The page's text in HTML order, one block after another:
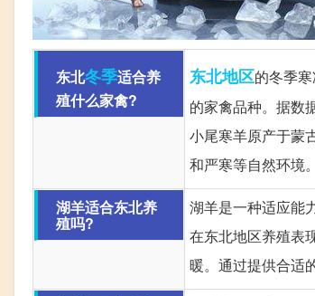
东北冬季适合养
殖什么家禽?
东北地区的冬季
的家禽品种。据数
小尾寒羊原产于蒙
和严寒等自然环境。
湖羊适合东北养
殖吗?
湖羊是一种适应能
在东北地区养殖表
暖。通过提供合适